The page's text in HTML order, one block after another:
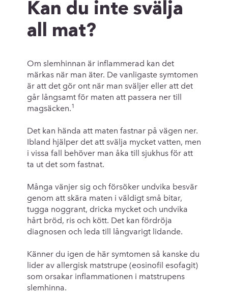
Kan du inte svälja
all mat?
Om slemhinnan är inflammerad kan det
märkas när man äter. De vanligaste symtomen
är att det gör ont när man sväljer eller att det
går långsamt för maten att passera ner till
magsäcken.1
Det kan hända att maten fastnar på vägen ner.
Ibland hjälper det att svälja mycket vatten, men
i vissa fall behöver man åka till sjukhus för att
ta ut det som fastnat.
Många vänjer sig och försöker undvika besvär
genom att skära maten i väldigt små bitar,
tugga noggrant, dricka mycket och undvika
hårt bröd, ris och kött. Det kan fördröja
diagnosen och leda till långvarigt lidande.
Känner du igen de här symtomen så kanske du
lider av allergisk matstrupe (eosinofil esofagit)
som orsakar inflammationen i matstrupens
slemhinna.